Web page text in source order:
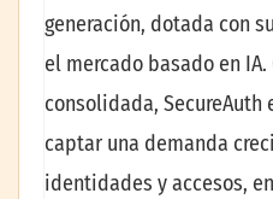
generación, dotada con
el mercado basado en
consolidada, SecureAuth
captar una demanda
identidades y accesos,